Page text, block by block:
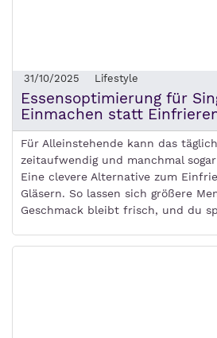
31/10/2025 Lifestyle
Essensoptimierung für
Einmachen statt
Für Alleinstehende kann das
zeitaufwendig und manchmal
Eine clevere Alternative zum
Gläsern. So lassen sich größere
Geschmack bleibt frisch, und du